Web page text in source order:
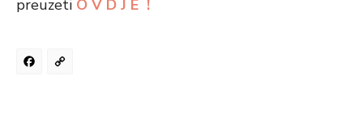
preuzeti O V D J E !
Facebook